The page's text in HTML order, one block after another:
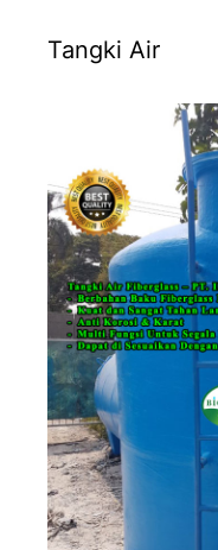
Tangki Air